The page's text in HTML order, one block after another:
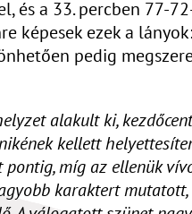
és a 33. percben 77-
képesek ezek a
pedig
alakult ki,
kellett
míg az ellenük
karaktert